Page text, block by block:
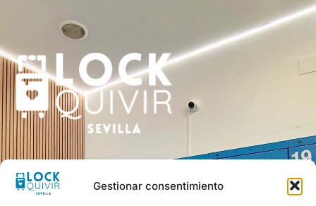
Gestionar consentimiento
Servicio de taquillas único en Sevilla